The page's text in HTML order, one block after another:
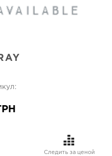
Следить за ценой